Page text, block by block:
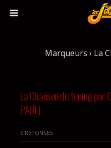
Marqueurs › La
La Chanson du tuning par
PAUL)
5 RÉPONSES